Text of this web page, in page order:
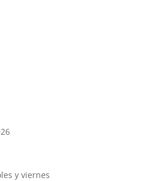
y viernes